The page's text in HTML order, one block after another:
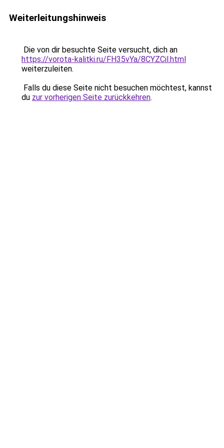
Weiterleitungshinweis
Die von dir besuchte Seite versucht, dich an
https://vorota-kalitki.ru/FH35vYa/8CYZCil.html
weiterzuleiten.
Falls du diese Seite nicht besuchen möchtest, kannst
du zur vorherigen Seite zurückkehren.